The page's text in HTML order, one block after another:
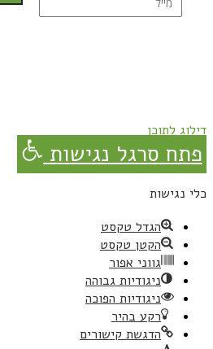
דילוג לתוכן
פתח סרגל נגישות
כלי נגישות
הגדל טקסט
הקטן טקסט
גווני אפור
ניגודיות גבוהה
ניגודיות הפוכה
רקע בהיר
הדגשת קישורים